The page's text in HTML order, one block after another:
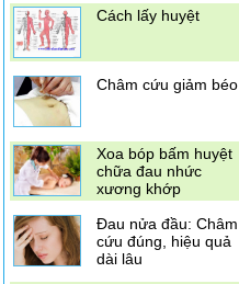
Cách lấy huyệt
Châm cứu giảm béo
Xoa bóp bấm huyệt
chữa đau nhức
xương khớp
Đau nửa đầu: Châm
cứu đúng, hiệu quả
dài lâu